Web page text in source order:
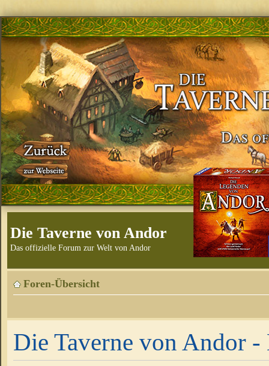
Die Taverne von Andor
Das offizielle Forum zur Welt von Andor
Foren-Übersicht
Die Taverne von Andor